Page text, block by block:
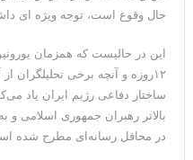
ترامپ: پیروزی عبدال السید
تنگه هرمز؛ از سخنان تازه
نیامده است
فیلم؛ هشدار قاطعانه
حال وقوع است، توجه ویژه ای
این در حالیست که همزمان
۱۲روزه و آنچه برخی تحلیلگران
ساختار دفاعی رژیم ایران یاد
بالاتر رهبران جمهوری اسلامی و
در محافل رسانه‌ای مطرح شده